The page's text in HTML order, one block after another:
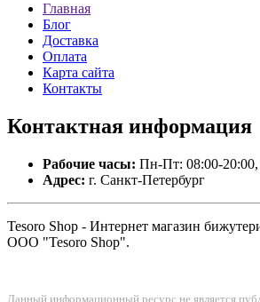
Главная
Блог
Доставка
Оплата
Карта сайта
Контакты
Контактная информация
Рабочие часы: Пн-Пт: 08:00-
Адрес: г. Санкт-Петербург
Tesoro Shop - Интернет магазин
ООО "Tesoro Shop".
Данный информационный ресурс не является